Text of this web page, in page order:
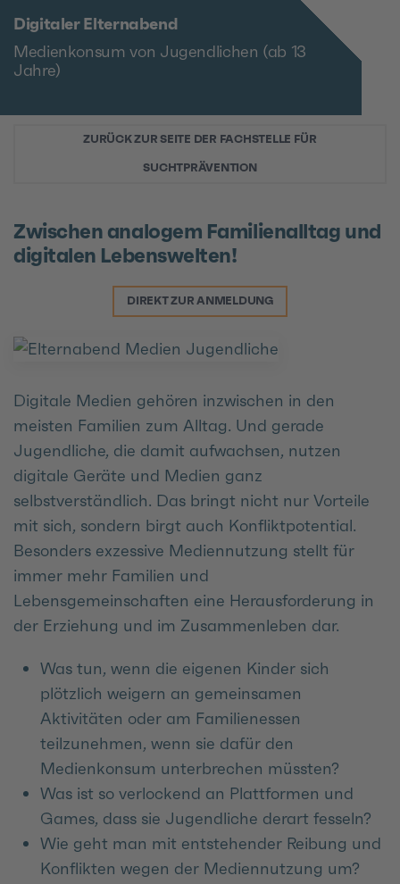
Digitaler Elternabend
Medienkonsum von Jugendlichen (ab 13
Jahre)
ZURÜCK ZUR SEITE DER FACHSTELLE FÜR
SUCHTPRÄVENTION
Zwischen analogem Familienalltag und
digitalen Lebenswelten!
DIREKT ZUR ANMELDUNG
Digitale Medien gehören inzwischen in den
meisten Familien zum Alltag. Und gerade
Jugendliche, die damit aufwachsen, nutzen
digitale Geräte und Medien ganz
selbstverständlich. Das bringt nicht nur Vorteile
mit sich, sondern birgt auch Konfliktpotential.
Besonders exzessive Mediennutzung stellt für
immer mehr Familien und
Lebensgemeinschaften eine Herausforderung in
der Erziehung und im Zusammenleben dar.
Was tun, wenn die eigenen Kinder sich
plötzlich weigern an gemeinsamen
Aktivitäten oder am Familienessen
teilzunehmen, wenn sie dafür den
Medienkonsum unterbrechen müssten?
Was ist so verlockend an Plattformen und
Games, dass sie Jugendliche derart fesseln?
Wie geht man mit entstehender Reibung und
Konflikten wegen der Mediennutzung um?